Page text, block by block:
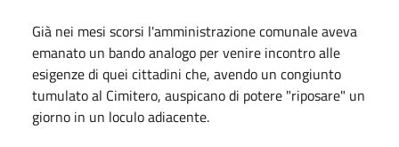
Già nei mesi scorsi l'amministrazione comunale aveva
emanato un bando analogo per venire incontro alle
esigenze di quei cittadini che, avendo un congiunto
tumulato al Cimitero, auspicano di potere "riposare" un
giorno in un loculo adiacente.